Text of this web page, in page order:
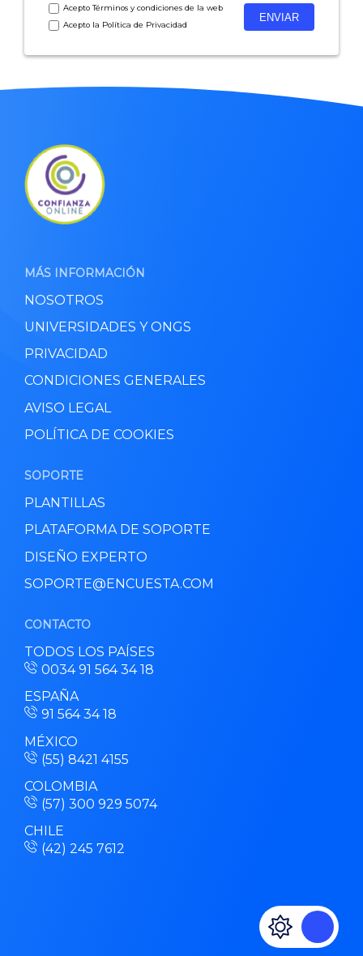
AceptoTérminos y condicionesde la web
Acepto la Política de Privacidad
MÁS INFORMACIÓN
NOSOTROS
UNIVERSIDADES Y ONGS
PRIVACIDAD
CONDICIONES GENERALES
AVISO LEGAL
POLÍTICA DE COOKIES
SOPORTE
PLANTILLAS
PLATAFORMA DE SOPORTE
DISEÑO EXPERTO
SOPORTE@ENCUESTA.COM
CONTACTO
TODOS LOS PAÍSES
0034 91 564 34 18
ESPAÑA
91 564 34 18
MÉXICO
(55) 8421 4155
COLOMBIA
(57) 300 929 5074
CHILE
(42) 245 7612